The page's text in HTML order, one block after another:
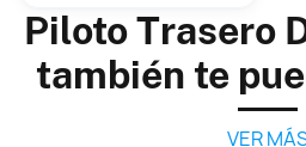
Piloto Trasero
también te
VER